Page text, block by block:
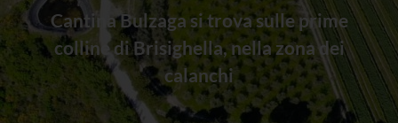
Cantina Bulzaga si trova sulle prime
colline di Brisighella, nella zona dei
calanchi